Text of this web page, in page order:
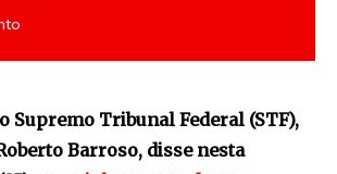
Supremo Tribunal Federal (STF),
Barroso, disse nesta